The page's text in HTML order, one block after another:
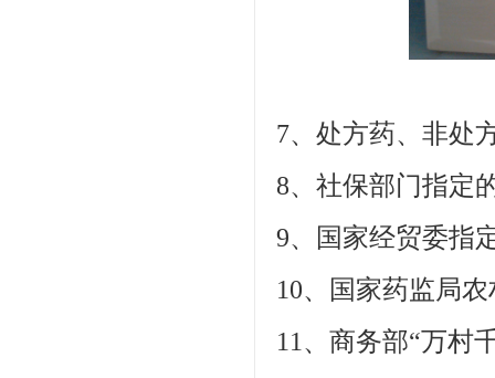
7、处方药、非处
8、社保部门指定
9、国家经贸委指
10、国家药监局
11、商务部“万村